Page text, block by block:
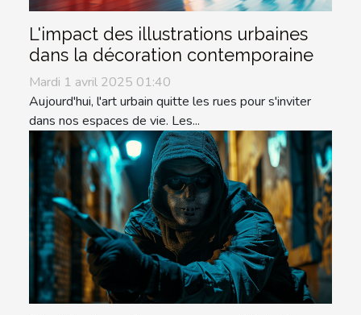
L'impact des illustrations urbaines
dans la décoration contemporaine
Mardi 1 avril 2025 01:40
Aujourd'hui, l'art urbain quitte les rues pour s'inviter
dans nos espaces de vie. Les...